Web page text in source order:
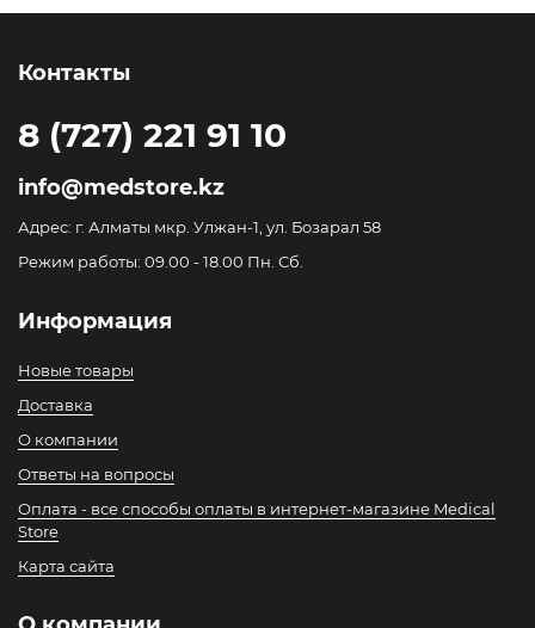
Контакты
8 (727) 221 91 10
info@medstore.kz
Адрес: г. Алматы мкр. Улжан-1, ул. Бозарал 58
Режим работы: 09.00 - 18.00 Пн. Сб.
Информация
Новые товары
Доставка
О компании
Ответы на вопросы
Оплата - все способы оплаты в интернет-магазине Medical
Store
Карта сайта